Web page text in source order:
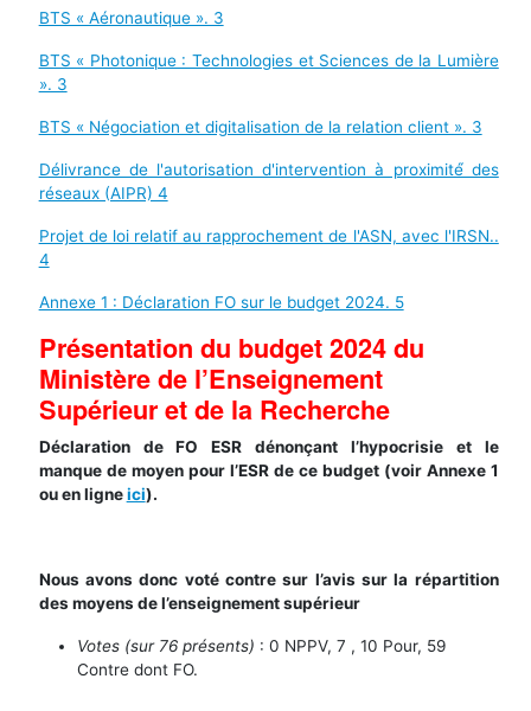
BTS « Aéronautique ». 3
BTS « Photonique : Technologies et Sciences de la Lumière
». 3
BTS « Négociation et digitalisation de la relation client ». 3
Délivrance de l'autorisation d'intervention à proximité́ des
réseaux (AIPR) 4
Projet de loi relatif au rapprochement de l'ASN, avec l'IRSN..
4
Annexe 1 : Déclaration FO sur le budget 2024. 5
Présentation du budget 2024 du
Ministère de l’Enseignement
Supérieur et de la Recherche
Déclaration de FO ESR dénonçant l’hypocrisie et le
manque de moyen pour l’ESR de ce budget (voir Annexe 1
ou en ligneici).
Nous avons donc voté contre sur l’avis sur la répartition
des moyens de l’enseignement supérieur
Votes (sur 76 présents) : 0 NPPV, 7 , 10 Pour, 59
Contre dont FO.